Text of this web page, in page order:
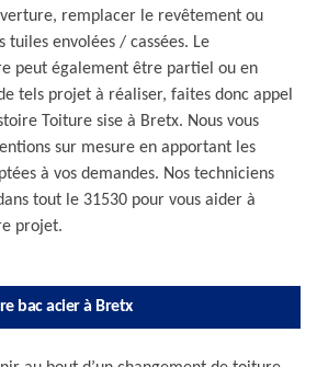
remplacer le revêtement ou
tuiles envolées / cassées. Le
peut également être partiel ou en
tels projet à réaliser, faites donc appel
Toiture sise à Bretx. Nous vous
sur mesure en apportant les
à vos demandes. Nos techniciens
tout le 31530 pour vous aider à
projet.
bac acier à Bretx